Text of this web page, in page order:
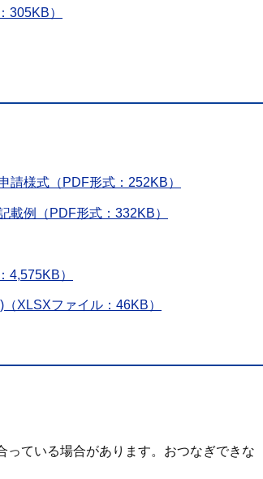
）
様式（PDF形式：252KB）
例（PDF形式：332KB）
4,575KB）
XLSXファイル：46KB）
ている場合があります。おつなぎできな